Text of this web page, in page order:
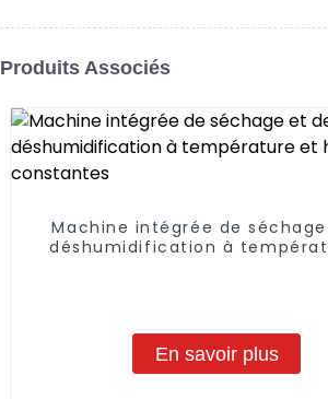
Produits Associés
Machine intégrée de
déshumidification à
En savoir plus